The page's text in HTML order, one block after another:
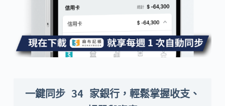
一鍵同步 34 家銀行，輕鬆掌握收支、